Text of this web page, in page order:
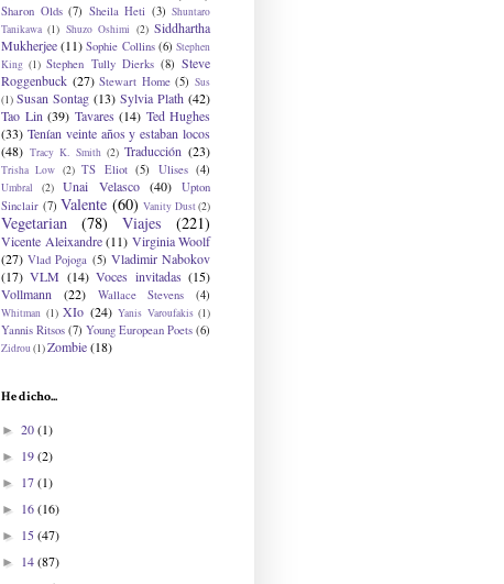
Sharon Olds (7) Sheila Heti (3) Shuntaro
Tanikawa (1) Shuzo Oshimi (2) Siddhartha
Mukherjee (11) Sophie Collins (6) Stephen
King (1) Stephen Tully Dierks (8) Steve
Roggenbuck (27) Stewart Home (5) Sus
(1) Susan Sontag (13) Sylvia Plath (42)
Tao Lin (39) Tavares (14) Ted Hughes
(33) Tenían veinte años y estaban locos
(48) Tracy K. Smith (2) Traducción (23)
Trisha Low (2) TS Eliot (5) Ulises (4)
Umbral (2) Unai Velasco (40)
Upton
Sinclair (7) Valente (60) Vanity Dust(2)
Vegetarian (78) Viajes (221)
Vicente Aleixandre (11) Virginia Woolf
(27) Vlad Pojoga (5) Vladimir Nabokov
(17) VLM (14) Voces invitadas (15)
Vollmann
(22) Wallace Stevens (4)
Whitman (1) XIo (24) Yanis Varoufakis (1)
Yannis Ritsos (7) Young European Poets (6)
Zidrou(1)Zombie(18)
He dicho...
► 20(1)
► 19(2)
► 17(1)
► 16(16)
► 15(47)
► 14(87)